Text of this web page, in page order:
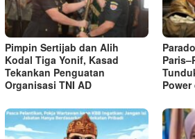
Pimpin Sertijab dan Alih
Kodal Tiga Yonif, Kasad
Tekankan Penguatan
Organisasi TNI AD